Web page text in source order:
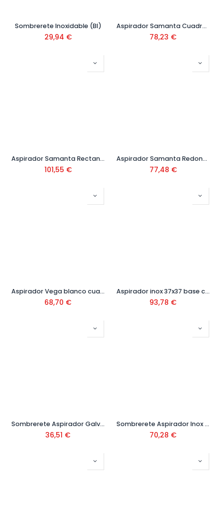
Sombrerete Inoxidable (BI)
29,94 €
Aspirador Samanta Cuadrado Base 50
78,23 €
Aspirador Samanta Rectangular
101,55 €
Aspirador Samanta Redondo
77,48 €
Aspirador Vega blanco cuadrado
68,70 €
Aspirador inox 37x37 base cuadrada
93,78 €
Sombrerete Aspirador Galv Base Cuadrada
36,51 €
Sombrerete Aspirador Inox Base Cuadrada
70,28 €